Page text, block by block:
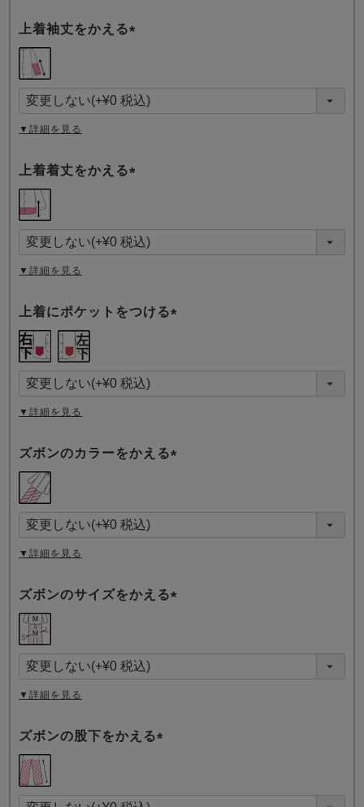
上着袖丈をかえる
須
)
▼詳細を見る
上着着丈をかえる
須
)
▼詳細を見る
上着にポケットをつける
須
)
▼詳細を見る
ズボンのカラーをかえる
須
)
▼詳細を見る
ズボンのサイズをかえる
須
)
▼詳細を見る
ズボンの股下をかえる
須